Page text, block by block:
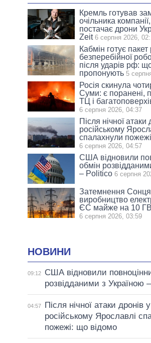
Кремль готував
очільника
постачає дрони
Zeit 6 серпня 2026,
Кабмін готує
безперебійної
після ударів рф:
пропонують 5
Росія скинула
Суми: є поранені,
ТЦ і
6 серпня 2026, 04:37
Після нічної атаки
російському
спалахнули
6 серпня 2026, 04:57
США відновили
обмін
– Politico 6 серпня
Затемнення Сонця
виробництво
ЄС майже на 10
6 серпня 2026, 03:59
НОВИНИ
09:12
США відновили
розвідданими з Україною
04:57
Після нічної атаки дронів у
російському Ярославлі
пожежі: що відомо